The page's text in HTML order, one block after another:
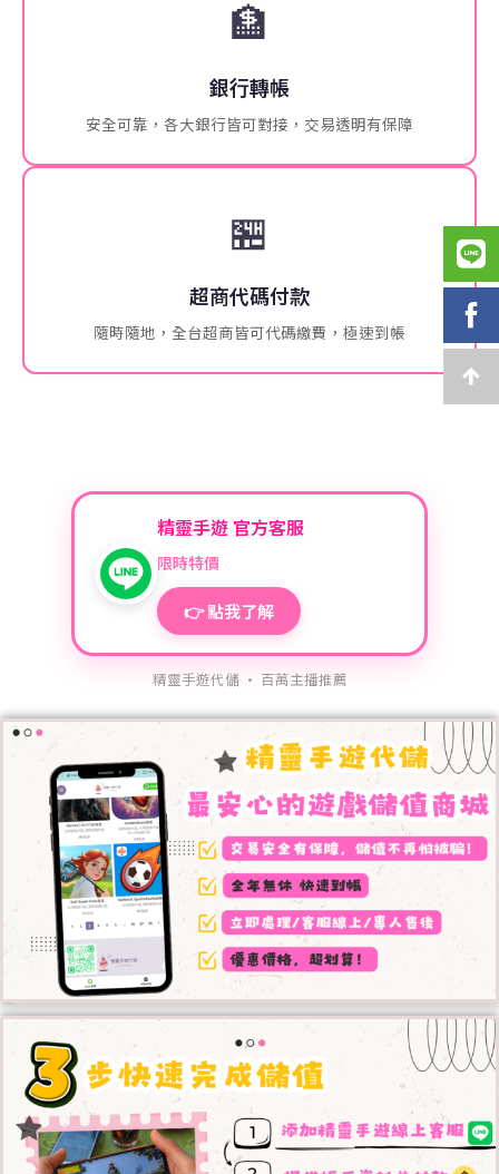
🏦
銀行轉帳
安全可靠，各大銀行皆可對接，交易透明有保障
🏪
超商代碼付款
隨時隨地，全台超商皆可代碼繳費，極速到帳
精靈手遊 官方客服
限時特價
👉 點我了解
精靈手遊代儲 · 百萬主播推薦